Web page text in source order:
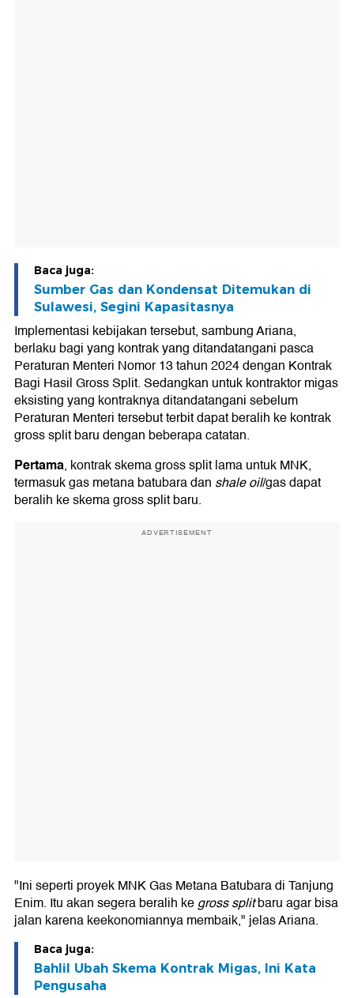
Baca juga:
Sumber Gas dan Kondensat Ditemukan di
Sulawesi, Segini Kapasitasnya
Implementasi kebijakan tersebut, sambung Ariana,
berlaku bagi yang kontrak yang ditandatangani pasca
Peraturan Menteri Nomor 13 tahun 2024 dengan Kontrak
Bagi Hasil Gross Split. Sedangkan untuk kontraktor migas
eksisting yang kontraknya ditandatangani sebelum
Peraturan Menteri tersebut terbit dapat beralih ke kontrak
gross split baru dengan beberapa catatan.
Pertama, kontrak skema gross split lama untuk MNK,
termasuk gas metana batubara dan shale oil/gas dapat
beralih ke skema gross split baru.
ADVERTISEMENT
"Ini seperti proyek MNK Gas Metana Batubara di Tanjung
Enim. Itu akan segera beralih kegross splitbaru agar bisa
jalan karena keekonomiannya membaik," jelas Ariana.
Baca juga:
Bahlil Ubah Skema Kontrak Migas, Ini Kata
Pengusaha